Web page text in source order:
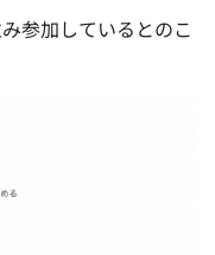
参加しているとのこ